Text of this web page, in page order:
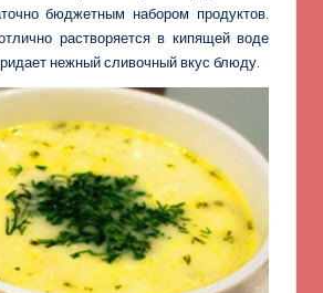
бюджетным набором продуктов.
растворяется в кипящей воде
нежный сливочный вкус блюду.